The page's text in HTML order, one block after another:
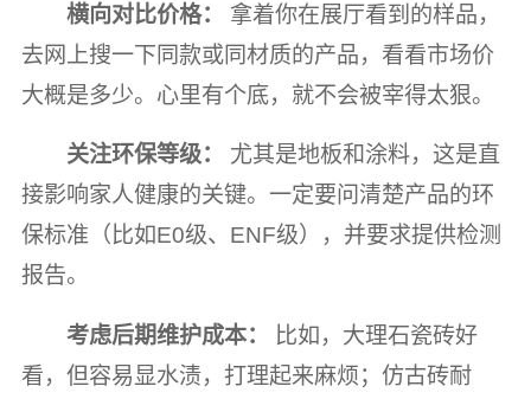
横向对比价格：
拿着你在展厅看到的样品，
去网上搜一下同款或同材质的产品，看看市场价
大概是多少。心里有个底，就不会被宰得太狠。
关注环保等级：
尤其是地板和涂料，这是直
接影响家人健康的关键。一定要问清楚产品的环
保标准（比如E0级、ENF级），并要求提供检测
报告。
考虑后期维护成本：
比如，大理石瓷砖好
看，但容易显水渍，打理起来麻烦；仿古砖耐